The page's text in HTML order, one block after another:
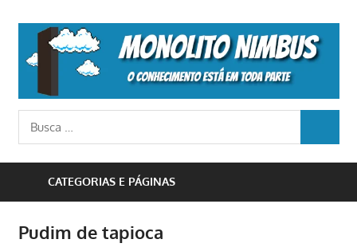
content
o
conhecimento
Busca
para:
CATEGORIAS E PÁGINAS
Pudim de tapioca